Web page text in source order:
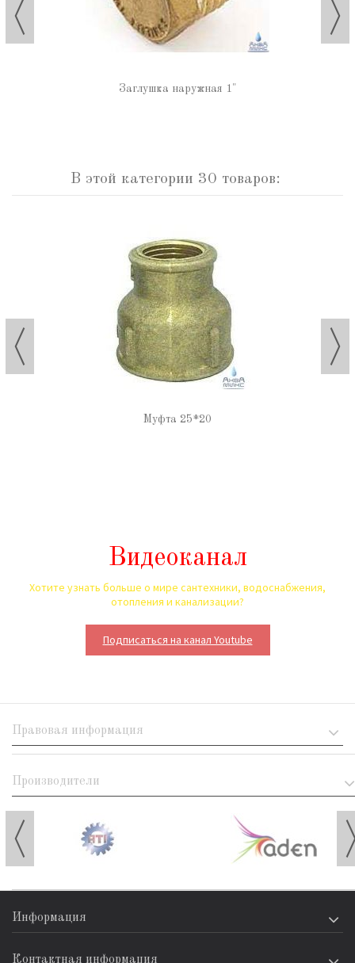
Заглушка наружная 1"
В этой категории 30 товаров:
Муфта 25*20
Видеоканал
Хотите узнать больше о мире сантехники, водоснабжения,
отопления и канализации?
Подписаться на канал Youtube
Правовая информация
Производители
Информация
Контактная информация